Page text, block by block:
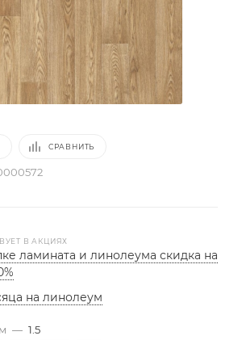
СРАВНИТЬ
В АКЦИЯХ
ламината и линолеума скидка на
на линолеум
— 1.5